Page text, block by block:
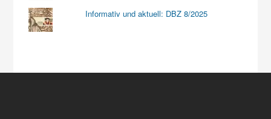
Informativ und aktuell: DBZ 8/2025